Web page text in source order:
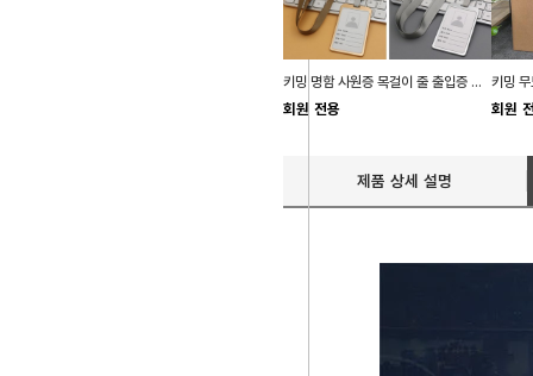
키밍 명함 사원증 목걸이 줄 출입증 케이스 카드 홀더
회원 전용 회원
제품 상세 설명